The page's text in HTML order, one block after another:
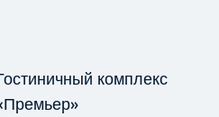
комплекс